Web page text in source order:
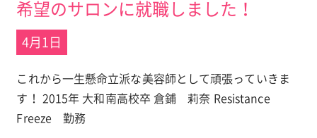
希望のサロンに就職しました！
4月1日
これから一生懸命立派な美容師として頑張っていきま
す！ 2015年 大和南高校卒 倉鋪 莉奈 Resistance
Freeze 勤務